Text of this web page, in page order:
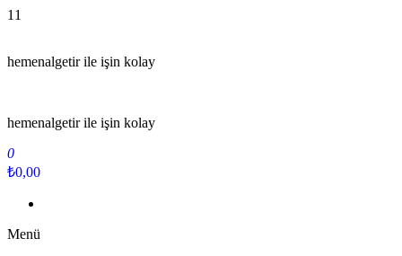
11
hemenalgetir ile işin kolay
hemenalgetir ile işin kolay
0
₺0,00
Menü